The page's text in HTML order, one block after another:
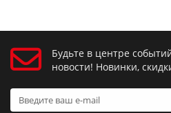
Будьте в центре
новости! Новинки,